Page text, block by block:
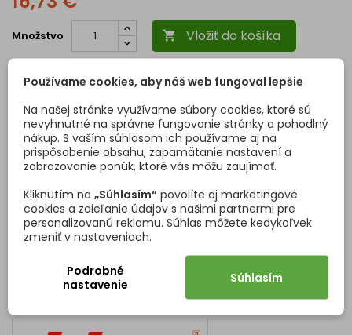
Množstvo  Vložiť do košíka
Predpokladaný dátum doručenia-13. 8. 2026.
Povrchová úprava:Biela expand_more
Biela Šedá
DETAILY PRODUKTU
Používame cookies, aby náš web fungoval lepšie
Na našej stránke využívame súbory cookies, ktoré sú
nevyhnutné na správne fungovanie stránky a pohodlný
nákup. S vaším súhlasom ich používame aj na
prispôsobenie obsahu, zapamätanie nastavení a
zobrazovanie ponúk, ktoré vás môžu zaujímať.
Kliknutím na „Súhlasím“ povolíte aj marketingové
cookies a zdieľanie údajov s našimi partnermi pre
personalizovanú reklamu. Súhlas môžete kedykoľvek
zmeniť v nastaveniach.
Podrobné
nastavenie
Súhlasím